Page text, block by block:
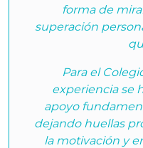
forma de
superación
Para el
experiencia se
apoyo
dejando huellas
la motivación y